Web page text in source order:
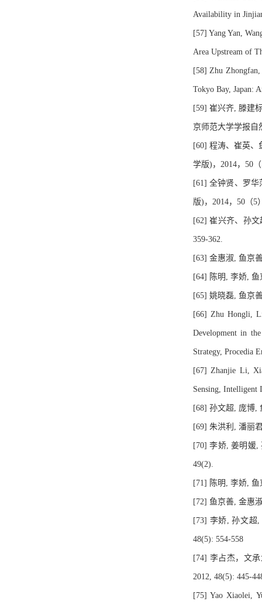
Availability in
[57] Yang Yan,
Area Upstream of
[58] Zhu Zhongfan,
Tokyo Bay, Japan:
[59] 崔兴齐, 滕建
京师范大学学报自
[60] 程涛、崔英
学版)，2014，50
[61] 全钟贤、罗
版)，2014，50（5
[62] 崔兴齐、孙
359-362.
[63] 金惠淑, 鱼京
[64] 陈明, 李娇,
[65] 姚晓磊, 鱼京
[66] Zhu Hongli, Li
Development in
Strategy, Procedia
[67] Zhanjie Li,
Sensing, Intelligent
[68] 孙文超, 庞博,
[69] 朱洪利, 潘丽
[70] 李娇, 姜明媛,
49(2).
[71] 陈明, 李娇,
[72] 鱼京善, 金惠
[73] 李娇, 孙文超
48(5): 554-558
[74] 李占杰，文
2012, 48(5): 445-
[75] Yao Xiaolei,